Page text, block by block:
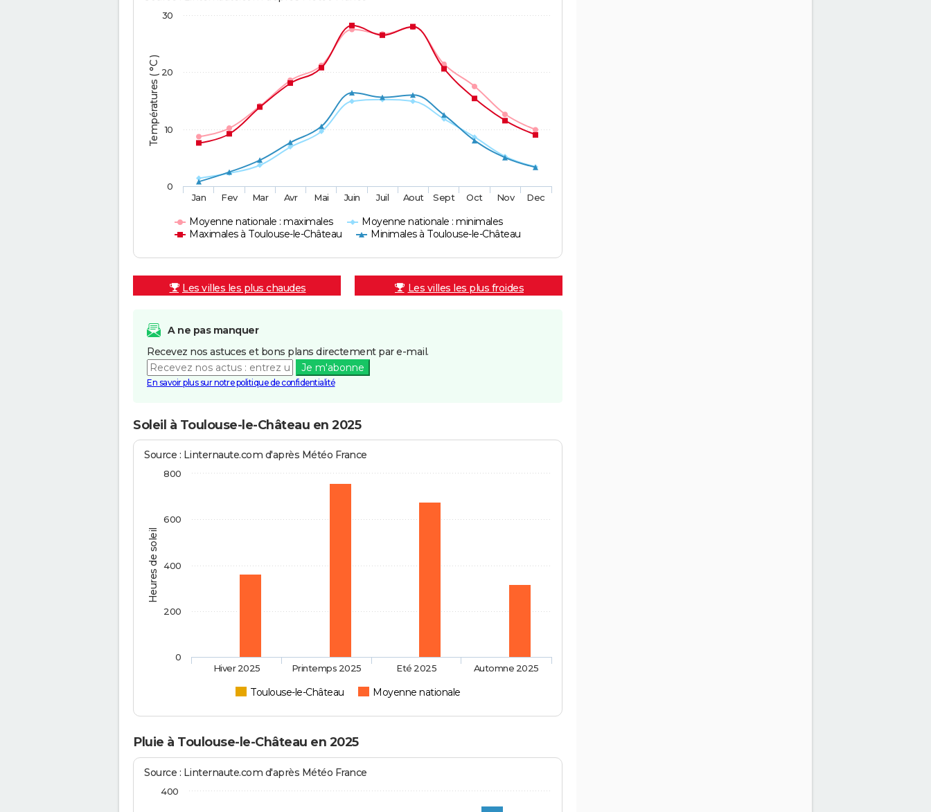
Températures ( °C )
Moyenne nationale : maximales
Moyenne nationale : minimales
Maximales à Toulouse-le-Château
Minimales à Toulouse-le-Château
Jan Fev Mar Avr Mai Juin Juil Aout Sept Oct Nov Dec
0
10
20
30
Les villes les plus chaudes Les villes les plus froides
A ne pas manquer
Recevez nos astuces et bons plans directement par e-mail.
Je m'abonne
En savoir plus sur notre politique de confidentialité
Soleil à Toulouse-le-Château en 2025
Heures de soleil
Source : Linternaute.com d'après Météo France
Toulouse-le-Château Moyenne nationale
Hiver 2025 Printemps 2025 Eté 2025 Automne 2025
0
200
400
600
800
Pluie à Toulouse-le-Château en 2025
Source : Linternaute.com d'après Météo France
400